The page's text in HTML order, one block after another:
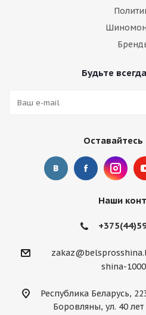
Будьте
Оставайтесь
Наши
shina-
Республика Беларусь,
Боровляны, ул. 40